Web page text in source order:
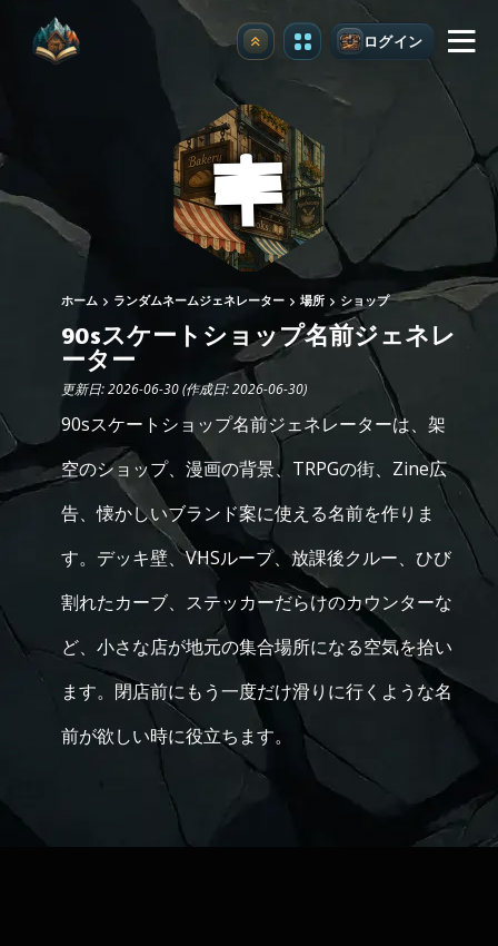
アップグレード ログイン
ホーム ランダムネームジェネレーター 場所 ショップ
90sスケートショップ名前ジェネレ
ーター
更新日: 2026-06-30 (作成日: 2026-06-30)
90sスケートショップ名前ジェネレーターは、架
空のショップ、漫画の背景、TRPGの街、Zine広
告、懐かしいブランド案に使える名前を作りま
す。デッキ壁、VHSループ、放課後クルー、ひび
割れたカーブ、ステッカーだらけのカウンターな
ど、小さな店が地元の集合場所になる空気を拾い
ます。閉店前にもう一度だけ滑りに行くような名
前が欲しい時に役立ちます。